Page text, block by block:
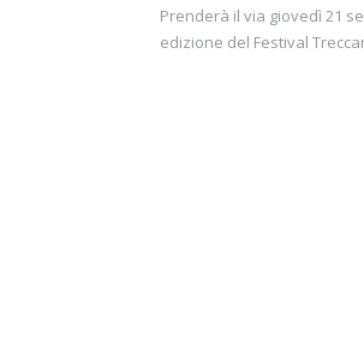
Prenderà il via giovedì 21
edizione del Festival